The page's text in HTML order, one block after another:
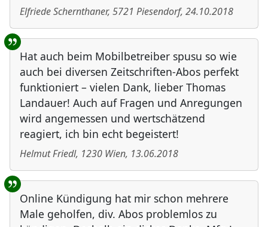
Elfriede Schernthaner, 5721 Piesendorf, 24.10.2018
Hat auch beim Mobilbetreiber spusu so wie
auch bei diversen Zeitschriften-Abos perfekt
funktioniert – vielen Dank, lieber Thomas
Landauer! Auch auf Fragen und Anregungen
wird angemessen und wertschätzend
reagiert, ich bin echt begeistert!
Helmut Friedl, 1230 Wien, 13.06.2018
Online Kündigung hat mir schon mehrere
Male geholfen, div. Abos problemlos zu